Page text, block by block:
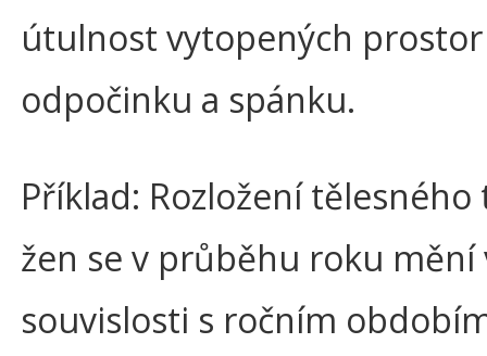
útulnost vytopených
odpočinku a spánku.
Příklad: Rozložení
žen se v průběhu roku mění
souvislosti s ročním